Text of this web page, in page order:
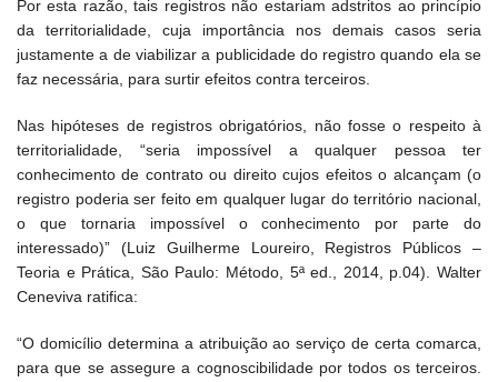
Por esta razão, tais registros não estariam adstritos ao princípio
da territorialidade, cuja importância nos demais casos seria
justamente a de viabilizar a publicidade do registro quando ela se
faz necessária, para surtir efeitos contra terceiros.
Nas hipóteses de registros obrigatórios, não fosse o respeito à
territorialidade, “seria impossível a qualquer pessoa ter
conhecimento de contrato ou direito cujos efeitos o alcançam (o
registro poderia ser feito em qualquer lugar do território nacional,
o que tornaria impossível o conhecimento por parte do
interessado)” (Luiz Guilherme Loureiro, Registros Públicos –
Teoria e Prática, São Paulo: Método, 5ª ed., 2014, p.04). Walter
Ceneviva ratifica:
“O domicílio determina a atribuição ao serviço de certa comarca,
para que se assegure a cognoscibilidade por todos os terceiros.